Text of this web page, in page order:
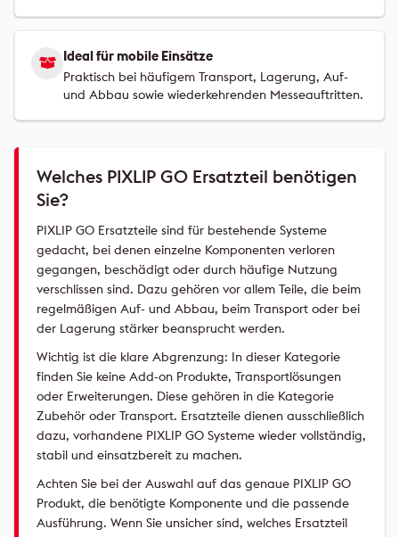
Ideal für mobile Einsätze
Praktisch bei häufigem Transport, Lagerung, Auf-
und Abbau sowie wiederkehrenden Messeauftritten.
Welches PIXLIP GO Ersatzteil benötigen
Sie?
PIXLIP GO Ersatzteile sind für bestehende Systeme
gedacht, bei denen einzelne Komponenten verloren
gegangen, beschädigt oder durch häufige Nutzung
verschlissen sind. Dazu gehören vor allem Teile, die beim
regelmäßigen Auf- und Abbau, beim Transport oder bei
der Lagerung stärker beansprucht werden.
Wichtig ist die klare Abgrenzung: In dieser Kategorie
finden Sie keine Add-on Produkte, Transportlösungen
oder Erweiterungen. Diese gehören in die Kategorie
Zubehör oder Transport. Ersatzteile dienen ausschließlich
dazu, vorhandene PIXLIP GO Systeme wieder vollständig,
stabil und einsatzbereit zu machen.
Achten Sie bei der Auswahl auf das genaue PIXLIP GO
Produkt, die benötigte Komponente und die passende
Ausführung. Wenn Sie unsicher sind, welches Ersatzteil